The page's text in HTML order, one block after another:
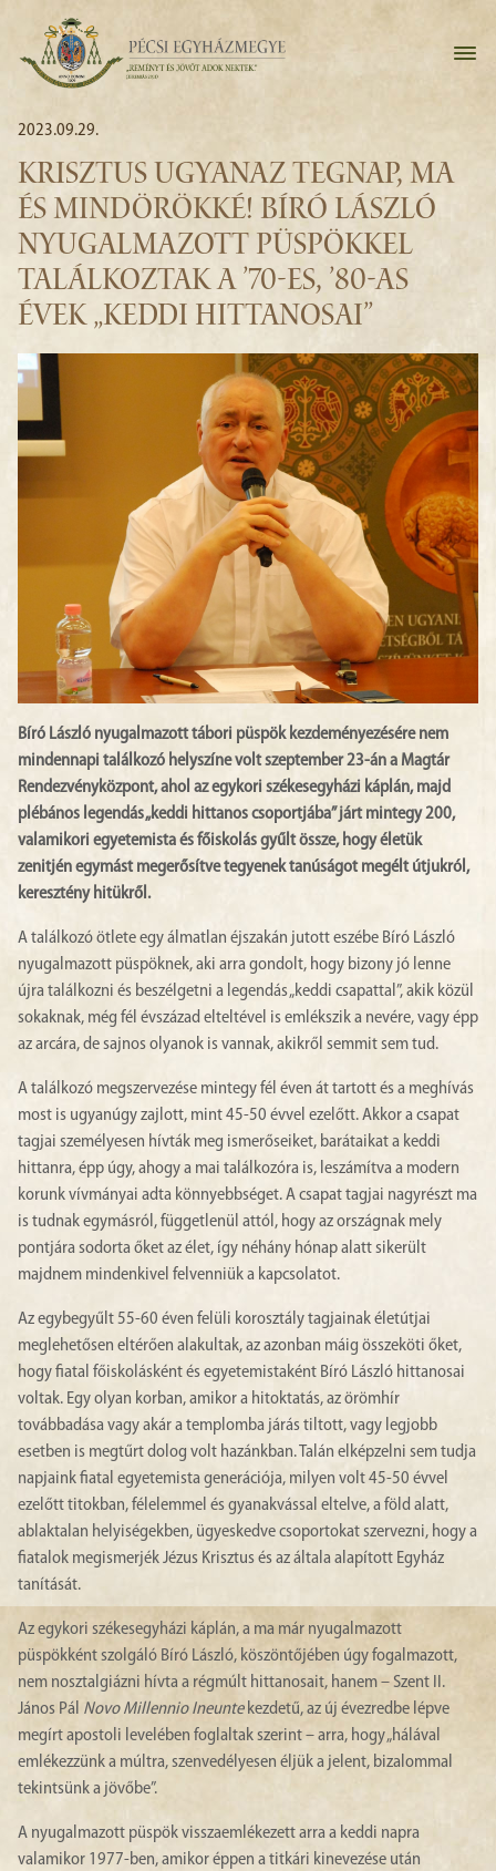
2023.09.29.
KRISZTUS UGYANAZ TEGNAP, MA
ÉS MINDÖRÖKKÉ! BÍRÓ LÁSZLÓ
NYUGALMAZOTT PÜSPÖKKEL
TALÁLKOZTAK A ’70-ES, ’80-AS
ÉVEK „KEDDI HITTANOSAI”
Bíró László nyugalmazott tábori püspök kezdeményezésére nem
mindennapi találkozó helyszíne volt szeptember 23-án a Magtár
Rendezvényközpont, ahol az egykori székesegyházi káplán, majd
plébános legendás „keddi hittanos csoportjába” járt mintegy 200,
valamikori egyetemista és főiskolás gyűlt össze, hogy életük
zenitjén egymást megerősítve tegyenek tanúságot megélt útjukról,
keresztény hitükről.
A találkozó ötlete egy álmatlan éjszakán jutott eszébe Bíró László
nyugalmazott püspöknek, aki arra gondolt, hogy bizony jó lenne
újra találkozni és beszélgetni a legendás „keddi csapattal”, akik közül
sokaknak, még fél évszázad elteltével is emlékszik a nevére, vagy épp
az arcára, de sajnos olyanok is vannak, akikről semmit sem tud.
A találkozó megszervezése mintegy fél éven át tartott és a meghívás
most is ugyanúgy zajlott, mint 45-50 évvel ezelőtt. Akkor a csapat
tagjai személyesen hívták meg ismerőseiket, barátaikat a keddi
hittanra, épp úgy, ahogy a mai találkozóra is, leszámítva a modern
korunk vívmányai adta könnyebbséget. A csapat tagjai nagyrészt ma
is tudnak egymásról, függetlenül attól, hogy az országnak mely
pontjára sodorta őket az élet, így néhány hónap alatt sikerült
majdnem mindenkivel felvenniük a kapcsolatot.
Az egybegyűlt 55-60 éven felüli korosztály tagjainak életútjai
meglehetősen eltérően alakultak, az azonban máig összeköti őket,
hogy fiatal főiskolásként és egyetemistaként Bíró László hittanosai
voltak. Egy olyan korban, amikor a hitoktatás, az örömhír
továbbadása vagy akár a templomba járás tiltott, vagy legjobb
esetben is megtűrt dolog volt hazánkban. Talán elképzelni sem tudja
napjaink fiatal egyetemista generációja, milyen volt 45-50 évvel
ezelőtt titokban, félelemmel és gyanakvással eltelve, a föld alatt,
ablaktalan helyiségekben, ügyeskedve csoportokat szervezni, hogy a
fiatalok megismerjék Jézus Krisztus és az általa alapított Egyház
tanítását.
Az egykori székesegyházi káplán, a ma már nyugalmazott
püspökként szolgáló Bíró László, köszöntőjében úgy fogalmazott,
nem nosztalgiázni hívta a régmúlt hittanosait, hanem – Szent II.
János Pál Novo Millennio Ineuntekezdetű, az új évezredbe lépve
megírt apostoli levelében foglaltak szerint – arra, hogy „hálával
emlékezzünk a múltra, szenvedélyesen éljük a jelent, bizalommal
tekintsünk a jövőbe”.
A nyugalmazott püspök visszaemlékezett arra a keddi napra
valamikor 1977-ben, amikor éppen a titkári kinevezése után